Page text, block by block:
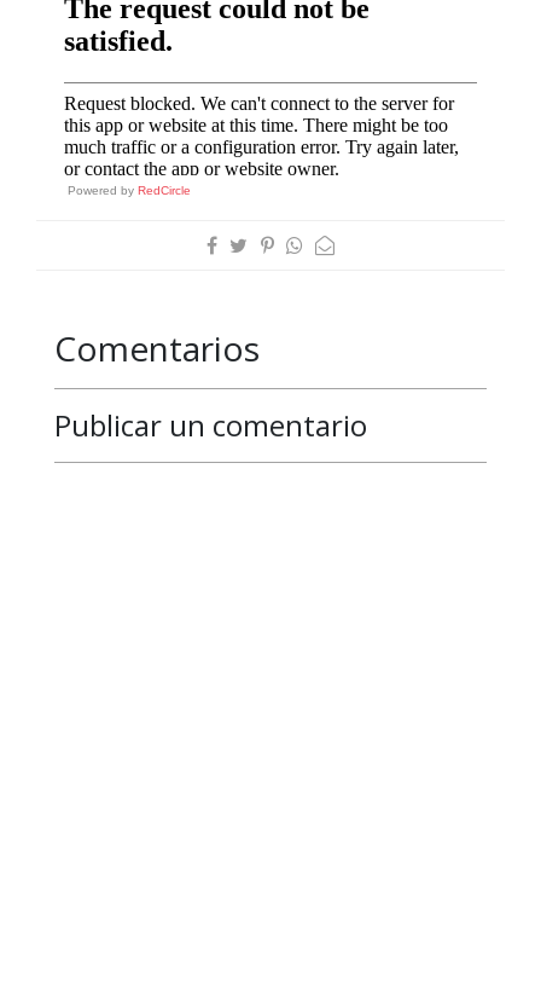
Powered by RedCircle
Comentarios
Publicar un comentario